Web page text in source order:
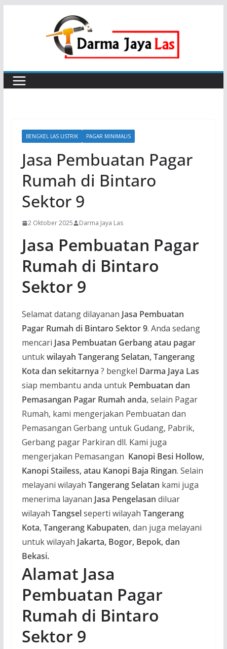
BENGKEL LAS LISTRIK PAGAR MINIMALIS
Jasa Pembuatan Pagar
Rumah di Bintaro
Sektor 9
2 Oktober 2025 Darma Jaya Las
Jasa Pembuatan Pagar
Rumah di Bintaro
Sektor 9
Selamat datang dilayanan Jasa Pembuatan
Pagar Rumah di Bintaro Sektor 9. Anda sedang
mencari Jasa Pembuatan Gerbang atau pagar
untukwilayah Tangerang Selatan, Tangerang
Kota dan sekitarnya ? bengkel Darma Jaya Las
siap membantu anda untuk Pembuatan dan
Pemasangan Pagar Rumah anda, selain Pagar
Rumah, kami mengerjakan Pembuatan dan
Pemasangan Gerbang untuk Gudang, Pabrik,
Gerbang pagar Parkiran dll. Kami juga
mengerjakan Pemasangan Kanopi Besi Hollow,
Kanopi Stailess, atau Kanopi Baja Ringan. Selain
melayani wilayah Tangerang Selatan kami juga
menerima layanan Jasa Pengelasan diluar
wilayah Tangselseperti wilayah Tangerang
Kota, Tangerang Kabupaten, dan juga melayani
untuk wilayah Jakarta, Bogor, Bepok, dan
Bekasi.
Alamat Jasa
Pembuatan Pagar
Rumah di Bintaro
Sektor 9